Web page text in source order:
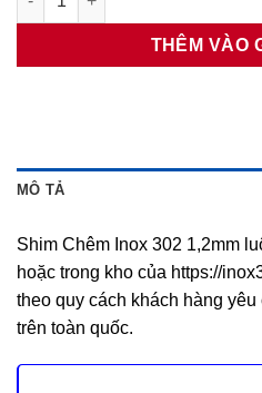
THÊM VÀO
MÔ TẢ
Shim Chêm Inox 302 1,2mm
hoặc trong kho của https://
theo quy cách khách hàng
trên toàn quốc.